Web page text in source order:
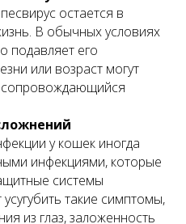
остается в
В обычных условиях
подавляет его
или возраст могут
сопровождающийся
у кошек иногда
инфекциями, которые
системы
такие симптомы,
из глаз, заложенность